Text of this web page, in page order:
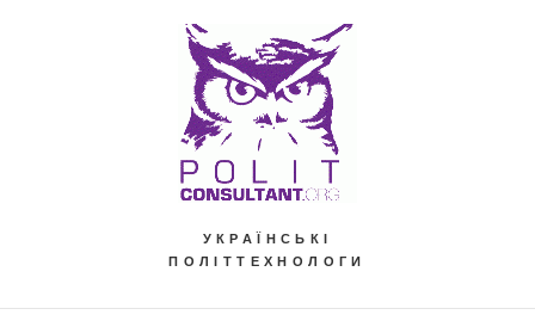
УКРАЇНСЬКІ
ПОЛІТТЕХНОЛОГИ